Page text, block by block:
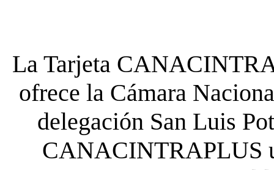
La Tarjeta
ofrece la Cámara
delegación San Luis
CANACINTRAPLUS